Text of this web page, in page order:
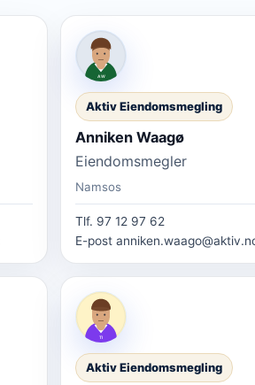
Aktiv Eiendomsmegling
Anniken Waagø
Eiendomsmegler
Namsos
Tlf. 97 12 97 62
E-post
Aktiv Eiendomsmegling